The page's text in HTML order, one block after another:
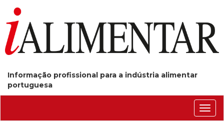
Informação profissional para a indústria alimentar
portuguesa